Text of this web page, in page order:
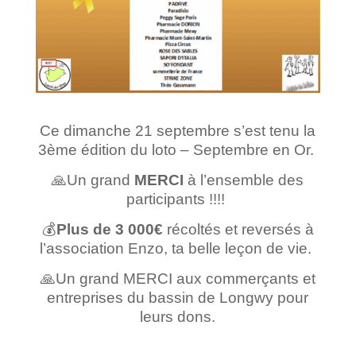
Ce dimanche 21 septembre s’est tenu la
3ème édition du loto – Septembre en Or.
🙏Un grand MERCI à l’ensemble des
participants !!!!
💰Plus de 3 000€ récoltés et reversés à
l’association Enzo, ta belle leçon de vie.
🙏Un grand MERCI aux commerçants et
entreprises du bassin de Longwy pour
leurs dons.